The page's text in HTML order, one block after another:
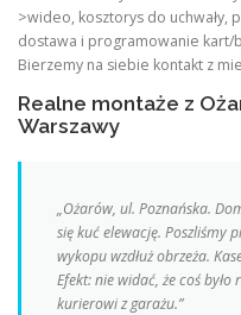
>wideo, kosztorys do uchwały,
dostawa i programowanie
Bierzemy na siebie kontakt z
Realne montaże z
Warszawy
„Ożarów, ul. Poznańska.
się kuć elewację. Poszliśmy
wykopu wzdłuż obrzeża.
Efekt: nie widać, że coś
kurierowi z garażu.”